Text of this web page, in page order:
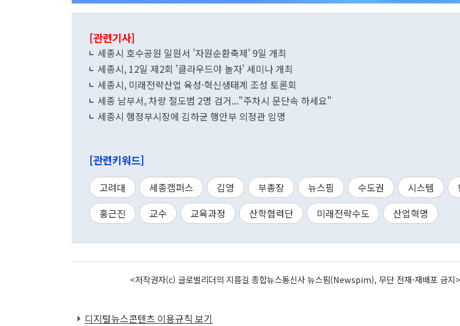
[관련기사]
세종시 호수공원 일원서 '자원순환축제' 9일 개최
세종시, 12일 제2회 '클라우드야 놀자' 세미나 개최
세종시, 미래전략산업 육성·혁신생태계 조성 토론회
세종 남부서, 차량 절도범 2명 검거..."주차시 문단속 하세요"
세종시 행정부시장에 김하균 행안부 의정관 임명
[관련키워드]
고려대 세종캠퍼스 김영 부총장 뉴스핌 수도권 시스템
홍근진
교수 교육과정 산학협력단 미래전략수도 산업혁명
<저작권자(c) 글로벌리더의 지름길 종합뉴스통신사 뉴스핌(Newspim), 무단 전재-재배포 금지>
디지털뉴스콘텐츠 이용규칙 보기